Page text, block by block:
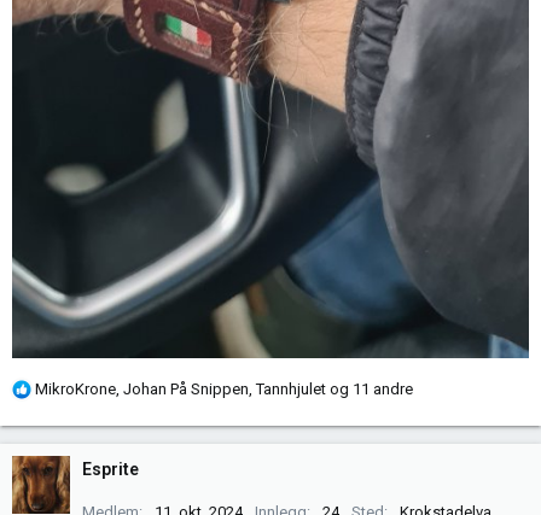
R
k
s
j
MikroKrone Johan På Snippen ,Tannhjulet og 11 andre
Esprite